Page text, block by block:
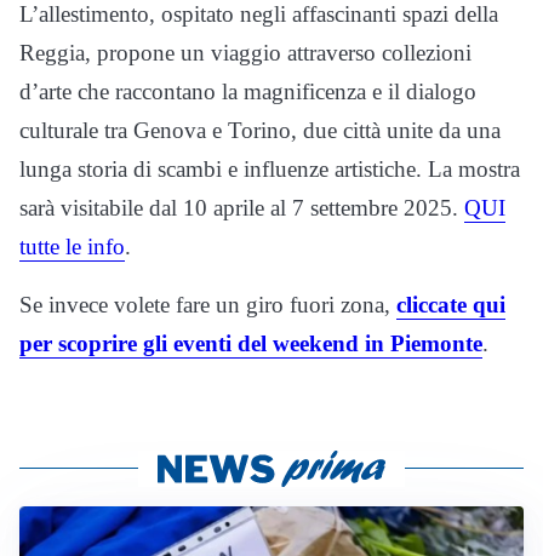
L’allestimento, ospitato negli affascinanti spazi della
Reggia, propone un viaggio attraverso collezioni
d’arte che raccontano la magnificenza e il dialogo
culturale tra Genova e Torino, due città unite da una
lunga storia di scambi e influenze artistiche. La mostra
sarà visitabile dal 10 aprile al 7 settembre 2025. QUI
tutte le info.
Se invece volete fare un giro fuori zona, cliccate qui
per scoprire gli eventi del weekend in Piemonte.